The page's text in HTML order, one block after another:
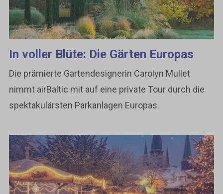
In voller Blüte: Die Gärten Europas
Die prämierte Gartendesignerin Carolyn Mullet
nimmt airBaltic mit auf eine private Tour durch die
spektakulärsten Parkanlagen Europas.